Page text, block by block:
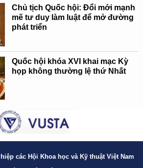
Chủ tịch Quốc hội: Đổi mới mạnh
mẽ tư duy làm luật để mở đường
phát triển
Quốc hội khóa XVI khai mạc Kỳ
họp không thường lệ thứ Nhất
các Hội Khoa học và Kỹ thuật Việt Nam